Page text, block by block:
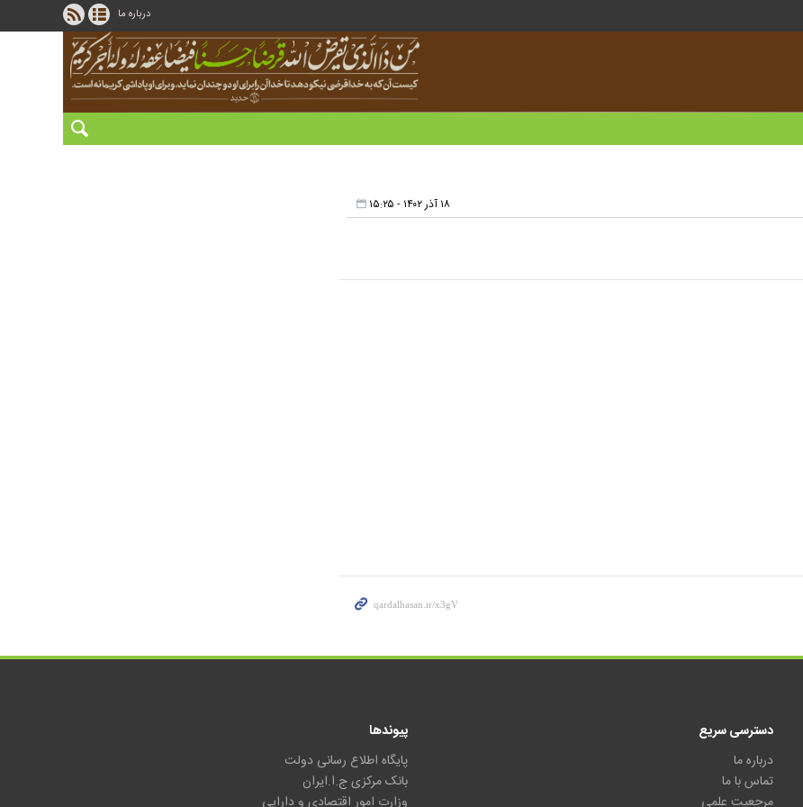
درباره ما
۱۸ آذر ۱۴۰۲ - ۱۵:۲۵
دسترسی سریع
درباره ما
تماس با ما
مرجعیت علمی
پیوندها
پایگاه اطلاع رسانی دولت
بانک مرکزی ج.ا.ایران
وزارت امور اقتصادی و دارایی